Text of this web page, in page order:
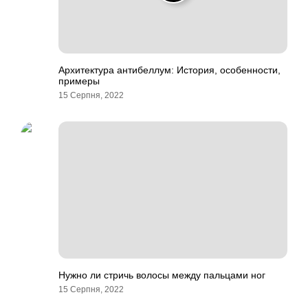
Архитектура антибеллум: История, особенности,
примеры
15 Серпня, 2022
Нужно ли стричь волосы между пальцами ног
15 Серпня, 2022